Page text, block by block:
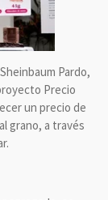
Pardo,
Precio
un precio de
grano, a través